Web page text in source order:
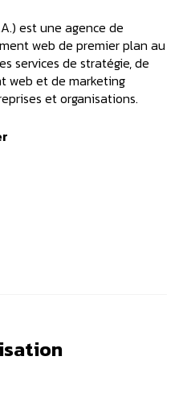
est une agence de
web de premier plan au
services de stratégie, de
web et de marketing
et organisations.